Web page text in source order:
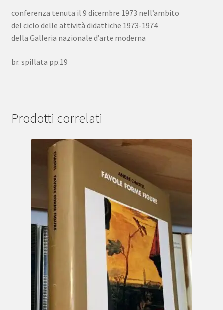
conferenza tenuta il 9 dicembre 1973 nell’ambito
del ciclo delle attività didattiche 1973-1974
della Galleria nazionale d’arte moderna
br. spillata pp.19
Prodotti correlati